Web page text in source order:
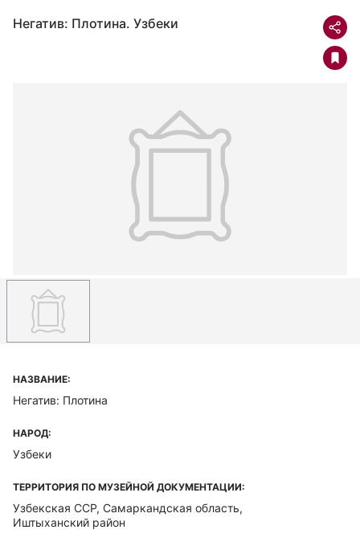
Негатив: Плотина. Узбеки
НАЗВАНИЕ:
Негатив: Плотина
НАРОД:
Узбеки
ТЕРРИТОРИЯ ПО МУЗЕЙНОЙ ДОКУМЕНТАЦИИ:
Узбекская ССР, Самаркандская область,
Иштыханский район